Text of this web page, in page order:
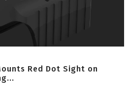
Red Dot Sight on